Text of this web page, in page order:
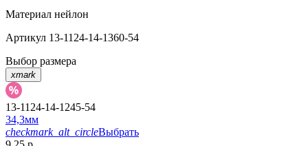
Материал нейлон
Артикул 13-1124-14-1360-54
Выбор размера
xmark
13-1124-14-1245-54
34,3мм
checkmark_alt_circleВыбрать